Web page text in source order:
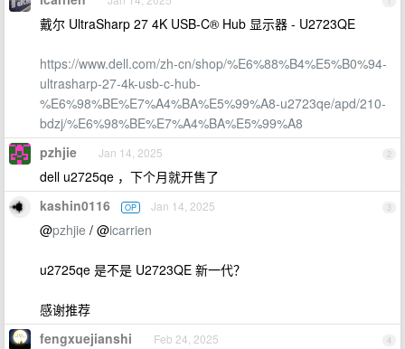
戴尔 UltraSharp 27 4K USB-C® Hub 显示器 - U2723QE
https://www.dell.com/zh-cn/shop/%E6%88%B4%E5%B0%94-
ultrasharp-27-4k-usb-c-hub-
%E6%98%BE%E7%A4%BA%E5%99%A8-u2723qe/apd/210-
bdzj/%E6%98%BE%E7%A4%BA%E5%99%A8
2
pzhjie Jan 14, 2025
dell u2725qe ，下个月就开售了
3
kashin0116 OP Jan 14, 2025
@pzhjie / @icarrien
u2725qe 是不是 U2723QE 新一代？
感谢推荐
4
fengxuejianshi Feb 24, 2025